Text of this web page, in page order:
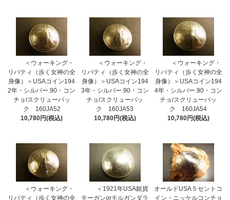
＜ウォーキング・
リバティ（歩く女神の全
身像）＞USAコイン194
2年・シルバー.90・コン
チョ/スクリューバッ
ク 160JA52
10,780円(税込)
＜ウォーキング・
リバティ（歩く女神の全
身像）＞USAコイン194
3年・シルバー.90・コン
チョ/スクリューバッ
ク 160JA53
10,780円(税込)
＜ウォーキング・
リバティ（歩く女神の全
身像）＞USAコイン194
4年・シルバー.90・コン
チョ/スクリューバッ
ク 160JA54
10,780円(税込)
＜ウォーキング・
リバティ（歩く女神の全
＜1921年USA銀貨
モーガンorモルガンダラ
オールドUSA５セントコ
イン・ニッケルコンチョ